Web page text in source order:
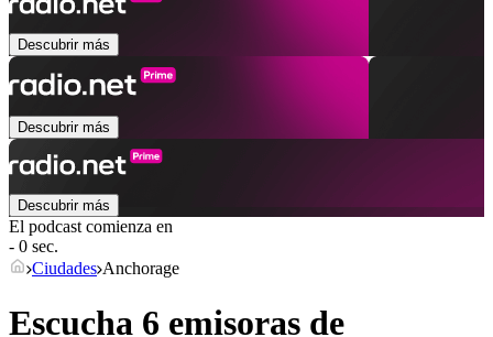
Descubrir más
Descubrir más
Descubrir más
El podcast comienza en
- 0 sec.
Ciudades Anchorage
Escucha 6 emisoras de